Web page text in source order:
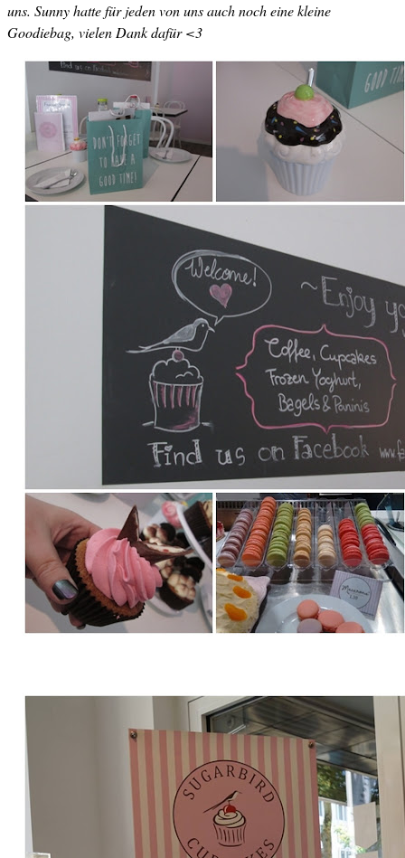
uns. Sunny hatte für jeden von uns auch noch eine kleine
Goodiebag, vielen Dank dafür <3